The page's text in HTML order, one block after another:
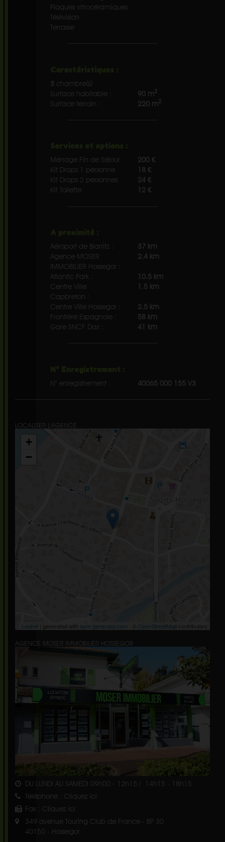
Plaques vitrocéramiques
Télévision
Terrasse
3 chambre(s)
Surface habitable :
90 m2
Surface terrain : 220 m2
Ménage Fin de Séjour
200 €
Kit Draps 1 personne
18 €
Kit Draps 2 personnes
24 €
Kit Toilette
12 €
Aéroport de Biarritz :
37 km
Agence MOSER
IMMOBILIER Hossegor :
2.4 km
Atlantic Park :
10.5 km
Centre Ville
Capbreton :
1.5 km
Centre Ville Hossegor :
2.5 km
Frontière Espagnole :
58 km
Gare SNCF Dax :
41 km
N° enregistrement : 40065 000 155 V3
LOCALISER L'AGENCE
+
−
Leaflet | generated with osm-generator.com OpenStreetMap contributors
AGENCE MOSER IMMOBILIER HOSSEGOR
DU LUNDI AU SAMEDI 09h00 - 12h15 / 14h15 - 18h15
Téléphone : Cliquez ici
Fax : Cliquez ici
349 avenue Touring Club de France - BP 30
40150 - Hossegor